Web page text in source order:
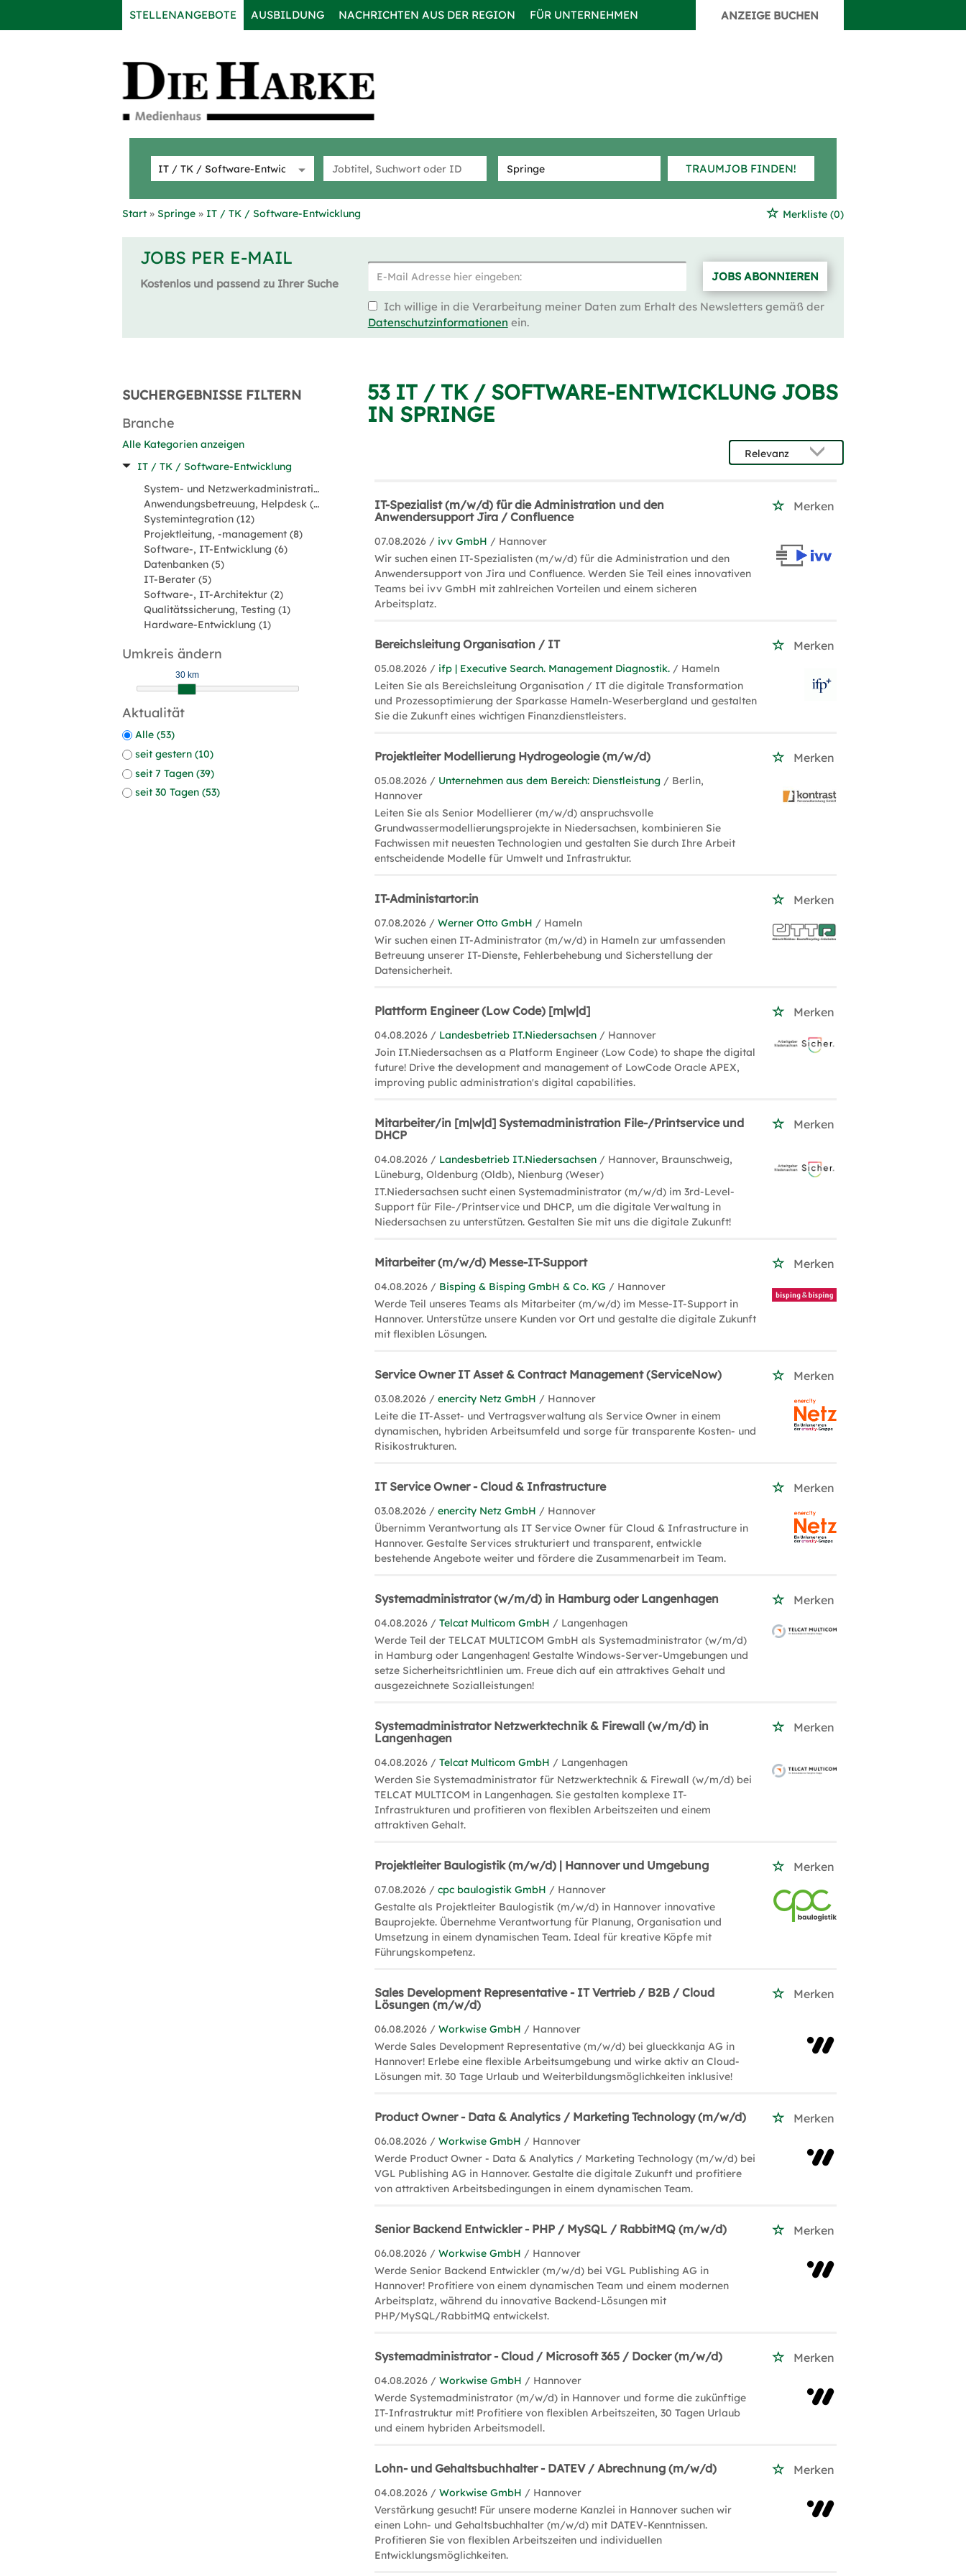
STELLENANGEBOTE AUSBILDUNG NACHRICHTEN AUS DER REGION FÜR UNTERNEHMEN ANZEIGE BUCHEN
TRAUMJOB FINDEN!
Start Springe IT / TK / Software-Entwicklung Merkliste (0)
JOBS PER E-MAIL
Kostenlos und passend zu Ihrer Suche
JOBS ABONNIEREN
Ich willige in die Verarbeitung meiner Daten zum Erhalt des Newsletters gemäß der
Datenschutzinformationen ein.
SUCHERGEBNISSE FILTERN
Branche
Alle Kategorien anzeigen
IT / TK / Software-Entwicklung
System- und Netzwerkadministration (22)
Anwendungsbetreuung, Helpdesk (18)
Systemintegration (12)
Projektleitung, -management (8)
Software-, IT-Entwicklung (6)
Datenbanken (5)
IT-Berater (5)
Software-, IT-Architektur (2)
Qualitätssicherung, Testing (1)
Hardware-Entwicklung (1)
Umkreis ändern
30 km
Aktualität
Alle (53)
seit gestern (10)
seit 7 Tagen (39)
seit 30 Tagen (53)
53 IT / TK / SOFTWARE-ENTWICKLUNG JOBS
IN SPRINGE
IT-Spezialist (m/w/d) für die Administration und den
Anwendersupport Jira / Confluence
Merken
07.08.2026 / ivv GmbH / Hannover
Wir suchen einen IT-Spezialisten (m/w/d) für die Administration und den
Anwendersupport von Jira und Confluence. Werden Sie Teil eines innovativen
Teams bei ivv GmbH mit zahlreichen Vorteilen und einem sicheren
Arbeitsplatz.
Bereichsleitung Organisation / IT Merken
05.08.2026 / ifp | Executive Search. Management Diagnostik. / Hameln
Leiten Sie als Bereichsleitung Organisation / IT die digitale Transformation
und Prozessoptimierung der Sparkasse Hameln-Weserbergland und gestalten
Sie die Zukunft eines wichtigen Finanzdienstleisters.
Projektleiter Modellierung Hydrogeologie (m/w/d) Merken
05.08.2026 / Unternehmen aus dem Bereich: Dienstleistung / Berlin,
Hannover
Leiten Sie als Senior Modellierer (m/w/d) anspruchsvolle
Grundwassermodellierungsprojekte in Niedersachsen, kombinieren Sie
Fachwissen mit neuesten Technologien und gestalten Sie durch Ihre Arbeit
entscheidende Modelle für Umwelt und Infrastruktur.
IT-Administartor:in Merken
07.08.2026 /Werner Otto GmbH / Hameln
Wir suchen einen IT-Administrator (m/w/d) in Hameln zur umfassenden
Betreuung unserer IT-Dienste, Fehlerbehebung und Sicherstellung der
Datensicherheit.
Plattform Engineer (Low Code) [m|w|d] Merken
04.08.2026 / Landesbetrieb IT.Niedersachsen / Hannover
Join IT.Niedersachsen as a Platform Engineer (Low Code) to shape the digital
future! Drive the development and management of LowCode Oracle APEX,
improving public administration's digital capabilities.
Mitarbeiter/in [m|w|d] Systemadministration File-/Printservice und
DHCP
Merken
04.08.2026 / Landesbetrieb IT.Niedersachsen / Hannover, Braunschweig,
Lüneburg, Oldenburg (Oldb), Nienburg (Weser)
IT.Niedersachsen sucht einen Systemadministrator (m/w/d) im 3rd-Level-
Support für File-/Printservice und DHCP, um die digitale Verwaltung in
Niedersachsen zu unterstützen. Gestalten Sie mit uns die digitale Zukunft!
Mitarbeiter (m/w/d) Messe-IT-Support Merken
04.08.2026 / Bisping & Bisping GmbH & Co. KG / Hannover
Werde Teil unseres Teams als Mitarbeiter (m/w/d) im Messe-IT-Support in
Hannover. Unterstütze unsere Kunden vor Ort und gestalte die digitale Zukunft
mit flexiblen Lösungen.
Service Owner IT Asset & Contract Management (ServiceNow) Merken
03.08.2026 /enercity Netz GmbH / Hannover
Leite die IT-Asset- und Vertragsverwaltung als Service Owner in einem
dynamischen, hybriden Arbeitsumfeld und sorge für transparente Kosten- und
Risikostrukturen.
IT Service Owner - Cloud & Infrastructure Merken
03.08.2026 /enercity Netz GmbH / Hannover
Übernimm Verantwortung als IT Service Owner für Cloud & Infrastructure in
Hannover. Gestalte Services strukturiert und transparent, entwickle
bestehende Angebote weiter und fördere die Zusammenarbeit im Team.
Systemadministrator (w/m/d) in Hamburg oder Langenhagen Merken
04.08.2026 /Telcat Multicom GmbH / Langenhagen
Werde Teil der TELCAT MULTICOM GmbH als Systemadministrator (w/m/d)
in Hamburg oder Langenhagen! Gestalte Windows-Server-Umgebungen und
setze Sicherheitsrichtlinien um. Freue dich auf ein attraktives Gehalt und
ausgezeichnete Sozialleistungen!
Systemadministrator Netzwerktechnik & Firewall (w/m/d) in
Langenhagen
Merken
04.08.2026 /Telcat Multicom GmbH / Langenhagen
Werden Sie Systemadministrator für Netzwerktechnik & Firewall (w/m/d) bei
TELCAT MULTICOM in Langenhagen. Sie gestalten komplexe IT-
Infrastrukturen und profitieren von flexiblen Arbeitszeiten und einem
attraktiven Gehalt.
Projektleiter Baulogistik (m/w/d) | Hannover und Umgebung Merken
07.08.2026 /cpc baulogistik GmbH / Hannover
Gestalte als Projektleiter Baulogistik (m/w/d) in Hannover innovative
Bauprojekte. Übernehme Verantwortung für Planung, Organisation und
Umsetzung in einem dynamischen Team. Ideal für kreative Köpfe mit
Führungskompetenz.
Sales Development Representative - IT Vertrieb / B2B / Cloud
Lösungen (m/w/d)
Merken
06.08.2026 /Workwise GmbH / Hannover
Werde Sales Development Representative (m/w/d) bei glueckkanja AG in
Hannover! Erlebe eine flexible Arbeitsumgebung und wirke aktiv an Cloud-
Lösungen mit. 30 Tage Urlaub und Weiterbildungsmöglichkeiten inklusive!
Product Owner - Data & Analytics / Marketing Technology (m/w/d) Merken
06.08.2026 /Workwise GmbH / Hannover
Werde Product Owner - Data & Analytics / Marketing Technology (m/w/d) bei
VGL Publishing AG in Hannover. Gestalte die digitale Zukunft und profitiere
von attraktiven Arbeitsbedingungen in einem dynamischen Team.
Senior Backend Entwickler - PHP / MySQL / RabbitMQ (m/w/d) Merken
06.08.2026 /Workwise GmbH / Hannover
Werde Senior Backend Entwickler (m/w/d) bei VGL Publishing AG in
Hannover! Profitiere von einem dynamischen Team und einem modernen
Arbeitsplatz, während du innovative Backend-Lösungen mit
PHP/MySQL/RabbitMQ entwickelst.
Systemadministrator - Cloud / Microsoft 365 / Docker (m/w/d) Merken
04.08.2026 /Workwise GmbH / Hannover
Werde Systemadministrator (m/w/d) in Hannover und forme die zukünftige
IT-Infrastruktur mit! Profitiere von flexiblen Arbeitszeiten, 30 Tagen Urlaub
und einem hybriden Arbeitsmodell.
Lohn- und Gehaltsbuchhalter - DATEV / Abrechnung (m/w/d) Merken
04.08.2026 /Workwise GmbH / Hannover
Verstärkung gesucht! Für unsere moderne Kanzlei in Hannover suchen wir
einen Lohn- und Gehaltsbuchhalter (m/w/d) mit DATEV-Kenntnissen.
Profitieren Sie von flexiblen Arbeitszeiten und individuellen
Entwicklungsmöglichkeiten.